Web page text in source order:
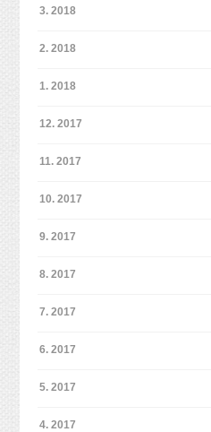
3. 2018
2. 2018
1. 2018
12. 2017
11. 2017
10. 2017
9. 2017
8. 2017
7. 2017
6. 2017
5. 2017
4. 2017